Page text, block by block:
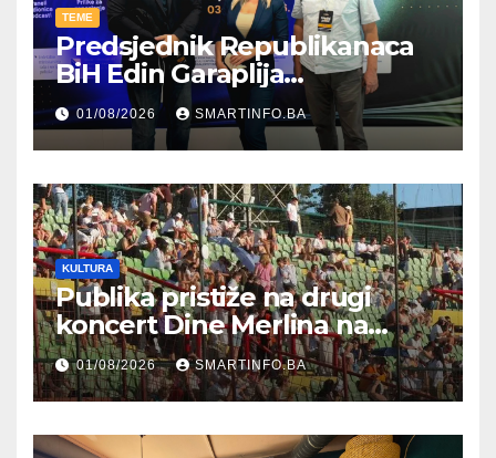
TEME
Predsjednik Republikanaca
BiH Edin Garaplija
prisustvovao prezentaciji
Federalnog sajma
zapošljavanja
01/08/2026 SMARTINFO.BA
KULTURA
Publika pristiže na drugi
koncert Dine Merlina na
Koševu
01/08/2026 SMARTINFO.BA